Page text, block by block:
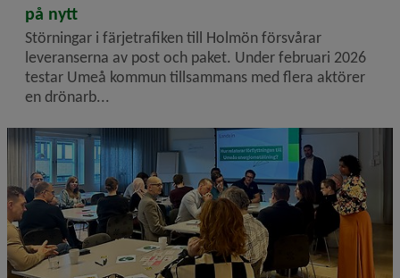
på nytt
Störningar i färjetrafiken till Holmön försvårar
leveranserna av post och paket. Under februari 2026
testar Umeå kommun tillsammans med flera aktörer
en drönarb...